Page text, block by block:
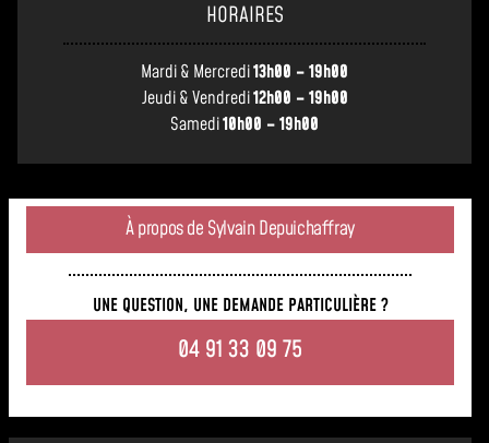
HORAIRES
Mardi & Mercredi13h00 – 19h00
Jeudi & Vendredi12h00 – 19h00
Samedi10h00 – 19h00
À propos de Sylvain Depuichaffray
UNE QUESTION, UNE DEMANDE PARTICULIÈRE ?
04 91 33 09 75